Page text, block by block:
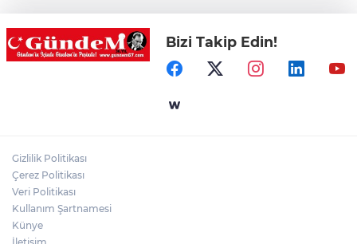
Zonguldak'ta Rüzgarlımeşe İlkokulu'nun
yıkımı gerçekleştirildi!
Bizi Takip Edin!
Gizlilik Politikası
Çerez Politikası
Veri Politikası
Kullanım Şartnamesi
Künye